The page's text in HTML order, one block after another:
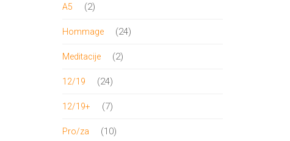
A5 22
Hommage 2424
Meditacije 22
12/19 2424
12/19+ 77
Pro/za 1010